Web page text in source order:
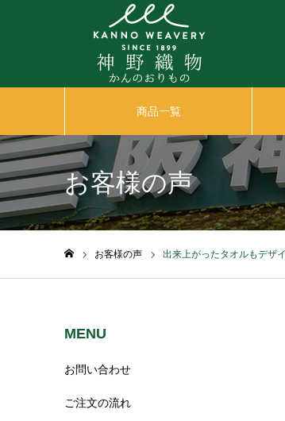
商品一覧
お客様の声
お客様の声 出来上がったタオルもデザ
MENU
お問い合わせ
ご注文の流れ